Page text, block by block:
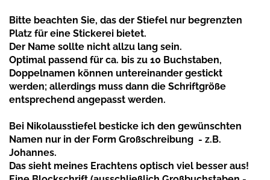
Bitte beachten Sie, das der Stiefel nur begrenzten
Platz für eine Stickerei bietet.
Der Name sollte nicht allzu lang sein.
Optimal passend für ca. bis zu 10 Buchstaben,
Doppelnamen können untereinander gestickt
werden; allerdings muss dann die Schriftgröße
entsprechend angepasst werden.
Bei Nikolausstiefel besticke ich den gewünschten
Namen nur in der Form Großschreibung - z.B.
Johannes.
Das sieht meines Erachtens optisch viel besser aus!